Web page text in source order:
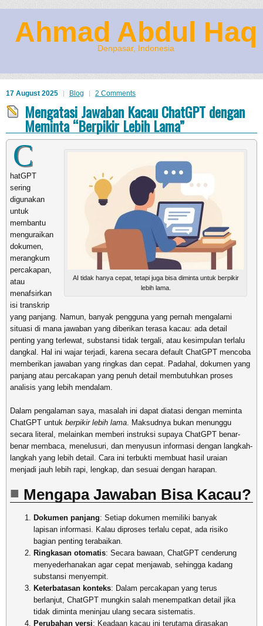
Ahmad Abdul Haq
Denpasar, Indonesia
17 August 2025 Blog 2 Comments
Mengatasi Jawaban Kacau ChatGPT dengan
Meminta “Berpikir Lebih Lama”
AI tidak hanya cepat, tetapi juga bisa diminta untuk berpikir
lebih lama.
C
hatGPT
sering
digunakan
untuk
membantu
menguraikan
dokumen,
merangkum
percakapan,
atau
menafsirkan
isi transkrip
yang panjang. Namun, banyak pengguna yang pernah mengalami
situasi di mana jawaban yang diberikan terasa kacau: ada detail
penting yang terlewat, substansi tidak tergali, atau kesimpulan terlalu
dangkal. Hal ini wajar terjadi, karena secara default ChatGPT mencoba
memberikan jawaban yang ringkas dan cepat. Padahal, dokumen yang
panjang atau percakapan yang penuh detail membutuhkan proses
analisis yang lebih mendalam.
Dalam pengalaman saya, masalah ini dapat diatasi dengan meminta
ChatGPT untuk berpikir lebih lama. Maksudnya bukan menunggu
secara literal, melainkan memberi instruksi supaya ChatGPT benar-
benar membaca, menelusuri, dan menyusun informasi dengan langkah-
langkah yang lebih detail. Cara ini terbukti membuat hasil uraian
menjadi jauh lebih rapi, lengkap, dan sesuai dengan harapan.
Mengapa Jawaban Bisa Kacau?
Dokumen panjang: Setiap dokumen memiliki banyak
lapisan informasi. Kalau diproses terlalu cepat, ada risiko
bagian penting terabaikan.
Ringkasan otomatis: Secara bawaan, ChatGPT cenderung
menyederhanakan agar cepat menjawab, sehingga kadang
substansi menyempit.
Keterbatasan konteks: Dalam percakapan yang terus
berlanjut, ChatGPT mungkin salah menempatkan detail jika
tidak diminta meninjau ulang secara sistematis.
Perubahan versi: Keadaan kacau ini terutama dirasakan